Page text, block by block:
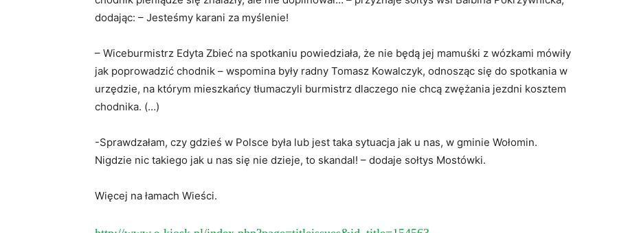
dodając: – Jesteśmy karani za myślenie!
– Wiceburmistrz Edyta Zbieć na spotkaniu powiedziała, że nie będą jej mamuśki z wózkami mówiły
jak poprowadzić chodnik – wspomina były radny Tomasz Kowalczyk, odnosząc się do spotkania w
urzędzie, na którym mieszkańcy tłumaczyli burmistrz dlaczego nie chcą zwężania jezdni kosztem
chodnika. (…)
-Sprawdzałam, czy gdzieś w Polsce była lub jest taka sytuacja jak u nas, w gminie Wołomin.
Nigdzie nic takiego jak u nas się nie dzieje, to skandal! – dodaje sołtys Mostówki.
Więcej na łamach Wieści.